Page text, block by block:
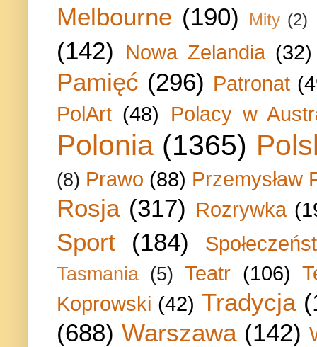
Melbourne (190) Mity (2)
(142) Nowa Zelandia (32)
Pamięć (296) Patronat
PolArt (48) Polacy w
Polonia (1365)
(8) Prawo (88) Przemysław
Rosja (317) Rozrywka
Sport (184)
Tasmania (5) Teatr (106)
Koprowski (42) Tradycja
(688) Warszawa (142)